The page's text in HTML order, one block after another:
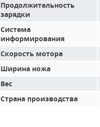
Продолжительность
зарядки
Система
информирования
Скорость мотора
Ширина ножа
Вес
Страна производства